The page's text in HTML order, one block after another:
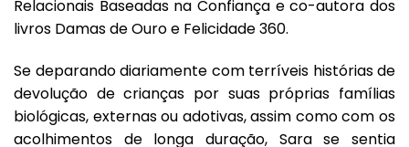
Relacionais Baseadas na Confiança e co-autora dos
livros Damas de Ouro e Felicidade 360.
Se deparando diariamente com terríveis histórias de
devolução de crianças por suas próprias famílias
biológicas, externas ou adotivas, assim como com os
acolhimentos de longa duração, Sara se sentia